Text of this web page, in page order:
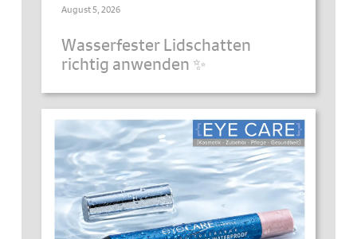
August 5, 2026
Wasserfester Lidschatten
richtig anwenden ✨